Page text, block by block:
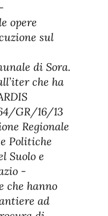
opere
sul
di Sora.
che ha
GR/16/13
Regionale
Politiche
Suolo e
-
che hanno
ad